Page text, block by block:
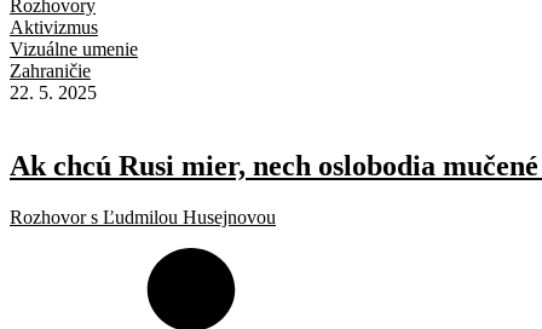
Rozhovory
Aktivizmus
Vizuálne umenie
Zahraničie
22. 5. 2025
Ak chcú Rusi mier, nech oslobodia
Rozhovor s Ľudmilou Husejnovou